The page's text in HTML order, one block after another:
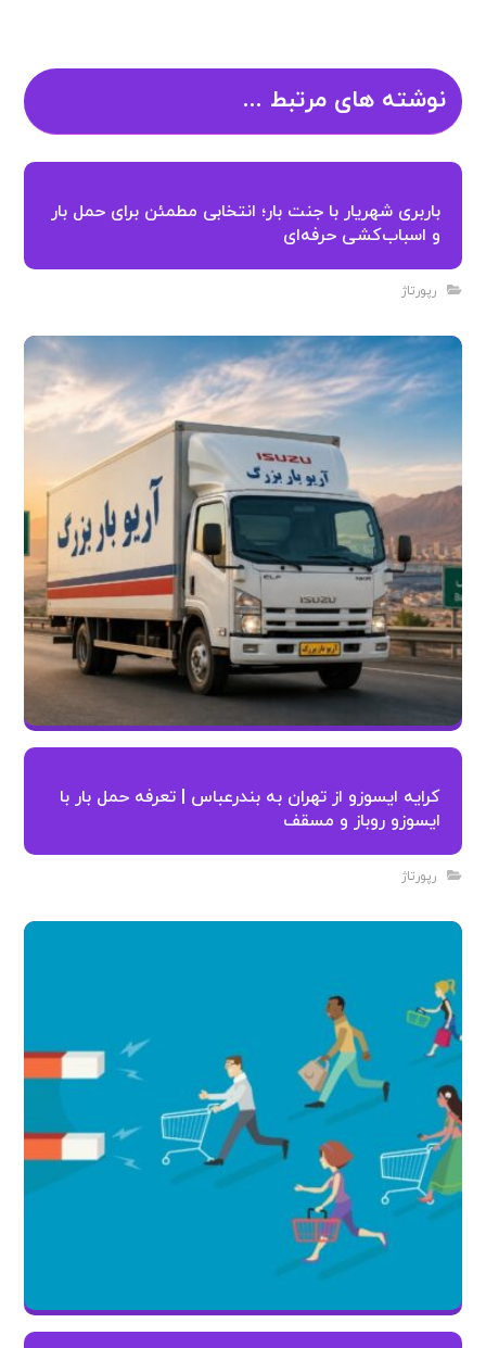
نوشته های مرتبط ...
باربری شهریار با جنت بار؛ انتخابی مطمئن برای حمل بار
و اسباب‌کشی حرفه‌ای
رپورتاژ
کرایه ایسوزو از تهران به بندرعباس | تعرفه حمل بار با
ایسوزو روباز و مسقف
رپورتاژ